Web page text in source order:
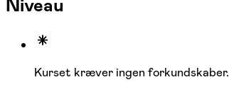
Niveau
Kurset kræver ingen forkundskaber.